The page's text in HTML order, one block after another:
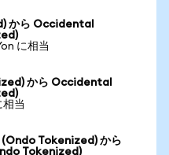
から Occidental
に相当
から Occidental
相当
Tokenized) から
Tokenized)